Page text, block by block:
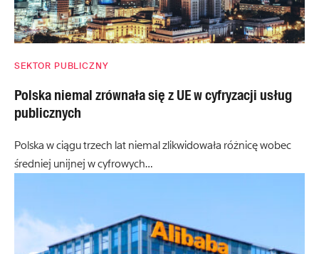
SEKTOR PUBLICZNY
Polska niemal zrównała się z UE w cyfryzacji usług
publicznych
Polska w ciągu trzech lat niemal zlikwidowała różnicę wobec
średniej unijnej w cyfrowych…